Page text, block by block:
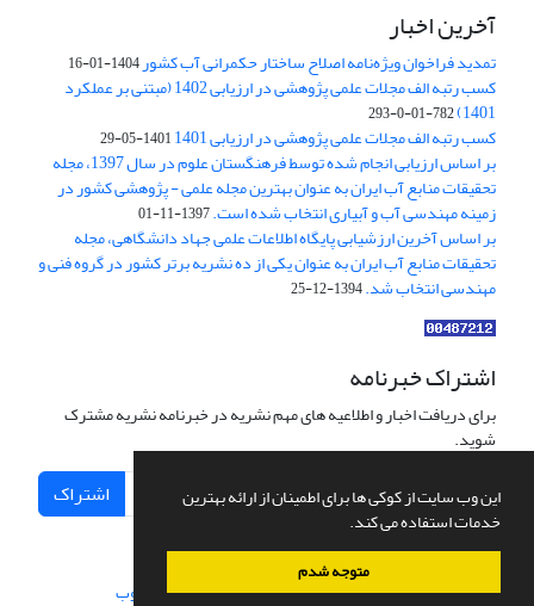
این وب سایت از کوکی ها برای اطمینان از ارائه بهترین
خدمات استفاده می کند.
متوجه شدم
آخرین اخبار
تمدید فراخوان ویژه‌نامه اصلاح ساختار حکمرانی آب کشور1404-01-16
کسب رتبه الف مجلات علمی پژوهشی در ارزیابی 1402 (مبتنی بر عملکرد
1401)
782-01-0-293
کسب رتبه الف مجلات علمی پژوهشی در ارزیابی 1401 1401-05-29
بر اساس ارزیابی انجام شده توسط فرهنگستان علوم در سال 1397، مجله
تحقیقات منابع آب ایران به عنوان بهترین مجله علمی - پژوهشی کشور در
زمینه مهندسی آب و آبیاری انتخاب شده است.1397-11-01
بر اساس آخرین ارزشیابی پایگاه اطلاعات علمی جهاد دانشگاهی، مجله
تحقیقات منابع آب ایران به عنوان یکی از ده نشریه برتر کشور در گروه فنی و
مهندسی انتخاب شد.1394-12-25
اشتراک خبرنامه
برای دریافت اخبار و اطلاعیه های مهم نشریه در خبرنامه نشریه مشترک
شوید.
اشتراک
سامانه مدیریت نشریات علمی.طراحی و پیاده سازی از سیناوب